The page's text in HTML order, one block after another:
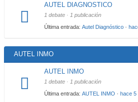
AUTEL DIAGNOSTICO
1 debate · 1 publicación
Última entrada: Autel Diagnóstico ·
AUTEL INMO
AUTEL INMO
1 debate · 1 publicación
Última entrada: AUTEL INMO · hace 5